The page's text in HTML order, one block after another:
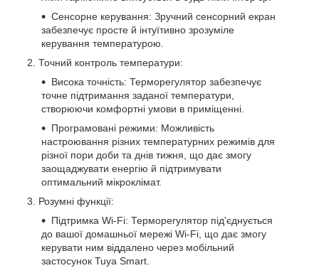
Сенсорне керування: Зручний сенсорний екран
забезпечує просте й інтуїтивно зрозуміле
керування температурою.
Точний контроль температури:
Висока точність: Терморегулятор забезпечує
точне підтримання заданої температури,
створюючи комфортні умови в приміщенні.
Програмовані режими: Можливість
настроювання різних температурних режимів для
різної пори доби та днів тижня, що дає змогу
заощаджувати енергію й підтримувати
оптимальний мікроклімат.
Розумні функції:
Підтримка Wi-Fi: Терморегулятор під'єднується
до вашої домашньої мережі Wi-Fi, що дає змогу
керувати ним віддалено через мобільний
застосунок Tuya Smart.